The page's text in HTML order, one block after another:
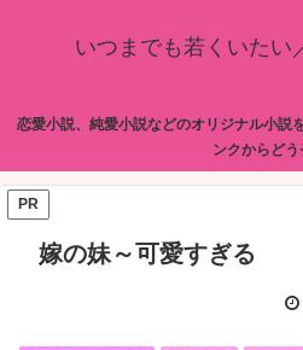
いつまでも若くいたい
恋愛小説、純愛小説などのオリジナル小説
ンクからどう
PR
嫁の妹～可愛すぎる